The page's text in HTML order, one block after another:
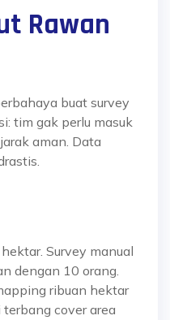
Rawan
buat survey
tim gak perlu masuk
aman. Data
Survey manual
dengan 10 orang.
ribuan hektar
cover area